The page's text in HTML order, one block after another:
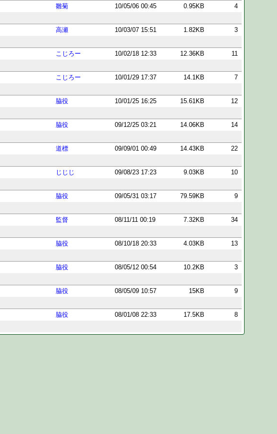
雛菊 10/05/06 00:45 0.95KB
4
高瀬 10/03/07 15:51 1.82KB
3
こじろー 10/02/18 12:33 12.36KB
11
こじろー 10/01/29 17:37 14.1KB
7
脇役 10/01/25 16:25 15.61KB
12
脇役 09/12/25 03:21 14.06KB
14
道標 09/09/01 00:49 14.43KB
22
じじじ 09/08/23 17:23 9.03KB
10
脇役 09/05/31 03:17 79.59KB
9
監督 08/11/11 00:19 7.32KB
34
脇役 08/10/18 20:33 4.03KB
13
脇役 08/05/12 00:54 10.2KB
3
脇役 08/05/09 10:57 15KB
9
脇役 08/01/08 22:33 17.5KB
8